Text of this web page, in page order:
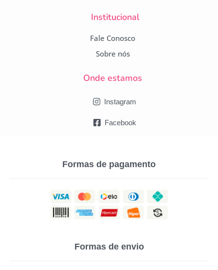
Institucional
Fale Conosco
Sobre nós
Onde estamos
Instagram
Facebook
Formas de pagamento
Formas de envio